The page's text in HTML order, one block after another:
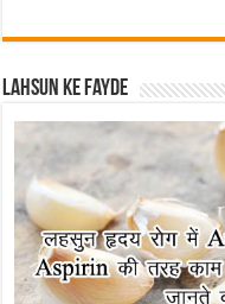
Lahsun ke fayde